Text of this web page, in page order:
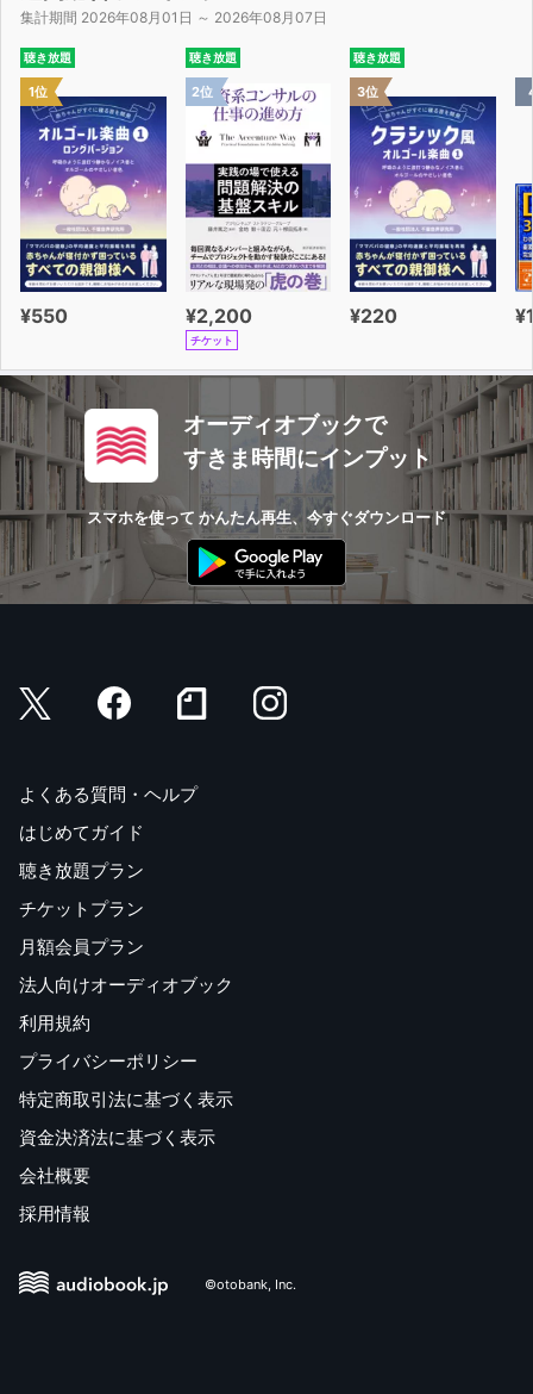
集計期間 2026年08月01日 ～ 2026年08月07日
聴き放題
1位
¥550
聴き放題
2位
¥2,200
チケット
聴き放題
3位
¥220
オーディオブックで
すきま時間にインプット
スマホを使って かんたん再生、今すぐダウンロード
よくある質問・ヘルプ
はじめてガイド
聴き放題プラン
チケットプラン
月額会員プラン
法人向けオーディオブック
利用規約
プライバシーポリシー
特定商取引法に基づく表示
資金決済法に基づく表示
会社概要
採用情報
©otobank, Inc.